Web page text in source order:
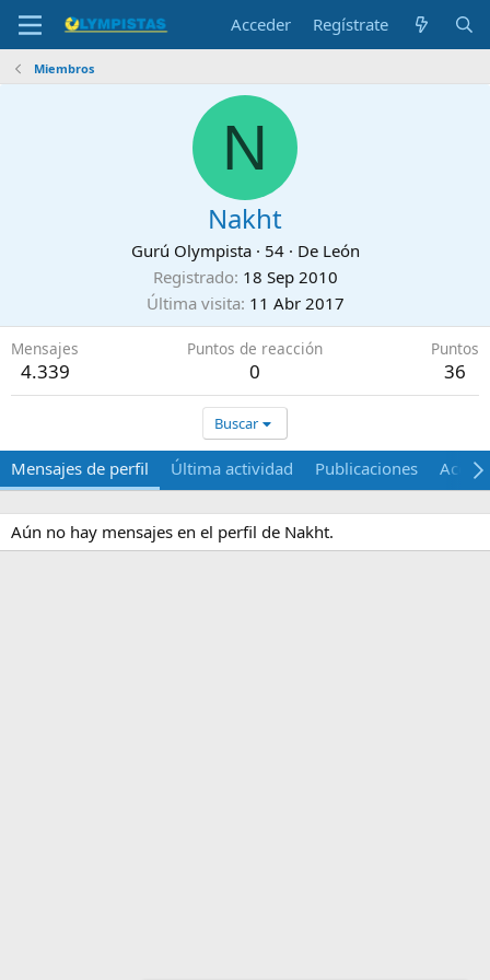
Acceder Regístrate
Miembros
N
Nakht
Gurú Olympista · 54 · De León
Registrado 18 Sep 2010
Última visita 11 Abr 2017
Mensajes
4.339
Puntos de reacción
0
Puntos
36
Buscar
Mensajes de perfil Última actividad Publicaciones Acerca
Aún no hay mensajes en el perfil de Nakht.